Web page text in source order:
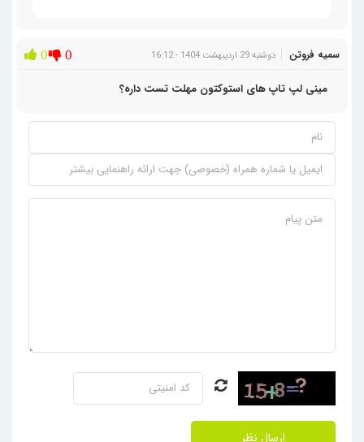
6. مینی لپ تاپ با لپ تاپ کوچک (Mini
Laptop)
مینی لپ تاپ یک نوع سیستم کوچک و سبک است که برای انجام کارهای
ساده و روزمره مانند تایپ، مرور اینترنت، پخش فیلم و استفاده از برنامه‌های
تا 12 اینچ، وزن کم و سخت‌افزاری ساده‌تر نسبت به مدل های معمولی
هستند. به دلیل ابعاد کوچک و مصرف انرژی پایین، مینی لپ تاپ‌ها گزینه‌ای
مناسب برای افرادی هستند که نیاز به دستگاهی قابل حمل با عمر باتری خوب
دارند.
و کاربردی هستند.
اولترابوک‌ها لپتاپ‌های بسیار نازک، سبک، و با عمر باتری طولانی هستند.
سمیه فروتن دوشنبه 29 اردیبهشت 1404 - 16:12 0 0
مینی لپ تاپ های استوکتون مهلت تست داره؟
ارسال نظر